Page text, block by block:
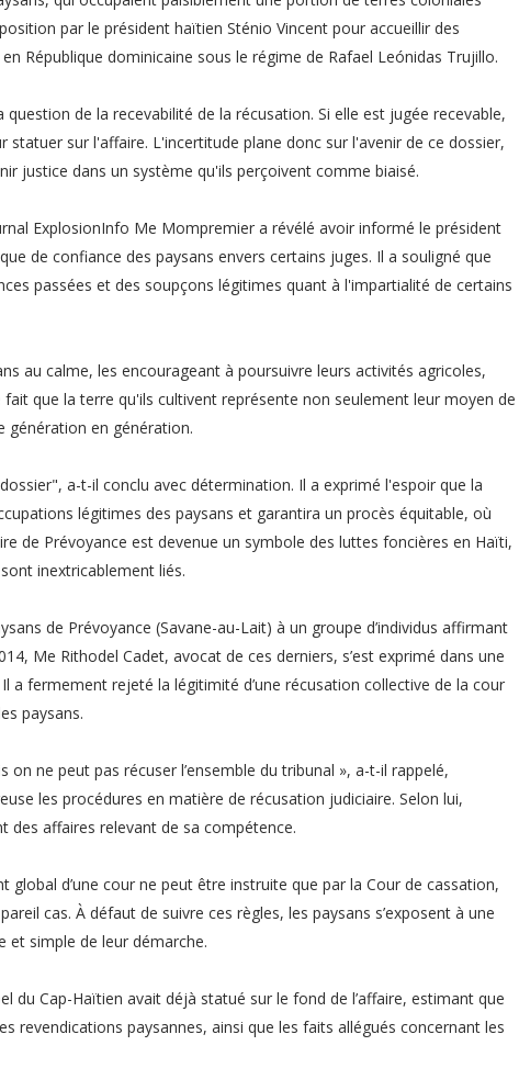
par le président haïtien Sténio Vincent pour accueillir des
République dominicaine sous le régime de Rafael Leónidas Trujillo.
de la recevabilité de la récusation. Si elle est jugée recevable,
sur l'affaire. L'incertitude plane donc sur l'avenir de ce dossier,
justice dans un système qu'ils perçoivent comme biaisé.
ExplosionInfo Me Mompremier a révélé avoir informé le président
de confiance des paysans envers certains juges. Il a souligné que
passées et des soupçons légitimes quant à l'impartialité de certains
au calme, les encourageant à poursuivre leurs activités agricoles,
que la terre qu'ils cultivent représente non seulement leur moyen de
génération en génération.
a-t-il conclu avec détermination. Il a exprimé l'espoir que la
légitimes des paysans et garantira un procès équitable, où
de Prévoyance est devenue un symbole des luttes foncières en Haïti,
inextricablement liés.
de Prévoyance (Savane-au-Lait) à un groupe d’individus affirmant
Me Rithodel Cadet, avocat de ces derniers, s’est exprimé dans une
fermement rejeté la légitimité d’une récusation collective de la cour
paysans.
ne peut pas récuser l’ensemble du tribunal », a-t-il rappelé,
les procédures en matière de récusation judiciaire. Selon lui,
des affaires relevant de sa compétence.
global d’une cour ne peut être instruite que par la Cour de cassation,
cas. À défaut de suivre ces règles, les paysans s’exposent à une
et simple de leur démarche.
du Cap-Haïtien avait déjà statué sur le fond de l’affaire, estimant que
revendications paysannes, ainsi que les faits allégués concernant les